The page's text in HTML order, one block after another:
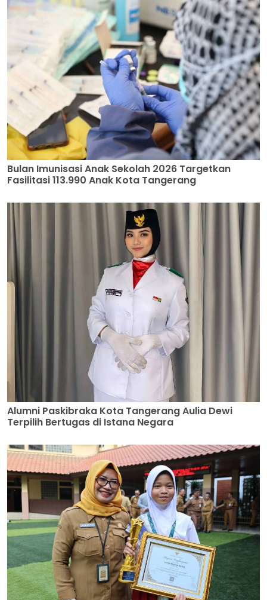
Bulan Imunisasi Anak Sekolah 2026 Targetkan
Fasilitasi 113.990 Anak Kota Tangerang
Alumni Paskibraka Kota Tangerang Aulia Dewi
Terpilih Bertugas di Istana Negara